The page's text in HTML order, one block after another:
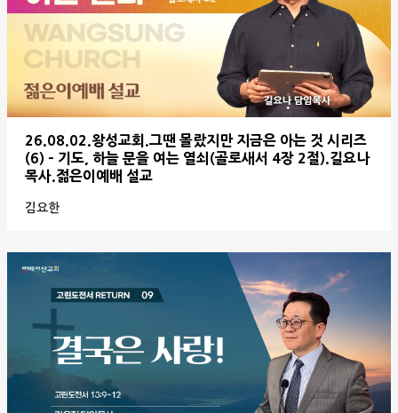
26.08.02.왕성교회.그땐 몰랐지만 지금은 아는 것 시리즈
(6) - 기도, 하늘 문을 여는 열쇠(골로새서 4장 2절).길요나
목사.젊은이예배 설교
김요한